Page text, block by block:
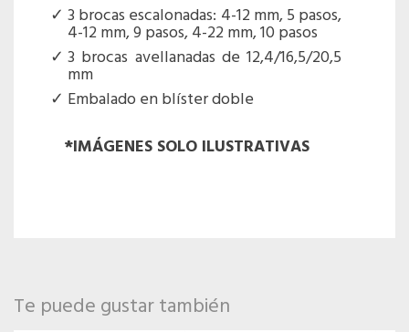
3 brocas escalonadas: 4-12 mm, 5 pasos,
4-12 mm, 9 pasos, 4-22 mm, 10 pasos
3 brocas avellanadas de 12,4/16,5/20,5
mm
Embalado en blíster doble
*IMÁGENES SOLO ILUSTRATIVAS
Te puede gustar también